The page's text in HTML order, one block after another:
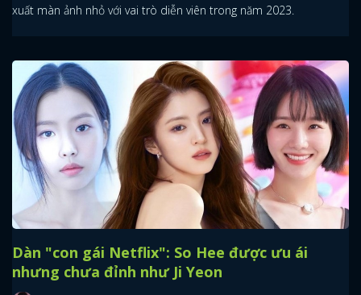
xuất màn ảnh nhỏ với vai trò diễn viên trong năm 2023.
Dàn "con gái Netflix": So Hee được ưu ái
nhưng chưa đỉnh như Ji Yeon